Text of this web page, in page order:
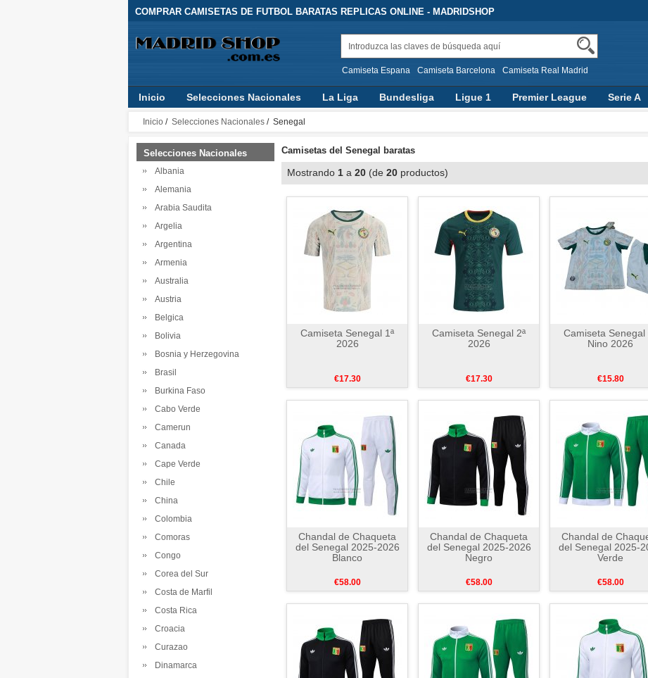
COMPRAR CAMISETAS DE FUTBOL BARATAS REPLICAS ONLINE - MADRIDSHOP
Camiseta Espana Camiseta Barcelona Camiseta Real Madrid
Inicio Selecciones Nacionales La Liga Bundesliga Ligue 1 Premier League Serie A
Inicio / Selecciones Nacionales / Senegal
Selecciones Nacionales
Albania
Alemania
Arabia Saudita
Argelia
Argentina
Armenia
Australia
Austria
Belgica
Bolivia
Bosnia y Herzegovina
Brasil
Burkina Faso
Cabo Verde
Camerun
Canada
Cape Verde
Chile
China
Colombia
Comoras
Congo
Corea del Sur
Costa de Marfil
Costa Rica
Croacia
Curazao
Dinamarca
Camisetas del Senegal baratas
Mostrando 1 a 20 (de 20 productos)
Camiseta Senegal 1ª
2026
€17.30
Camiseta Senegal 2ª
2026
€17.30
Camiseta Senegal
Nino 2026
€15.80
Chandal de Chaqueta
del Senegal 2025-2026
Blanco
€58.00
Chandal de Chaqueta
del Senegal 2025-2026
Negro
€58.00
Chandal de
del Senegal 2025-
Verde
€58.00